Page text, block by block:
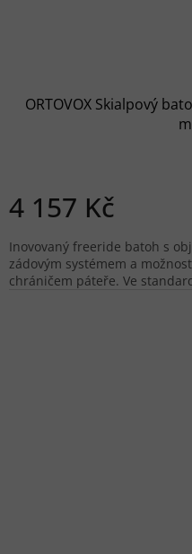
ORTOVOX Skialpový
4 157 Kč
Inovovaný freeride batoh s
zádovým systémem a
chráničem páteře. Ve